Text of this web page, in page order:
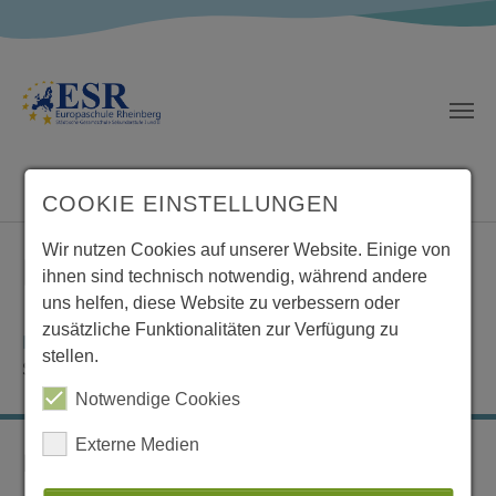
Zum Hauptinhalt springen
Das Buddy Programm
Menschen fördern. Das buddY-Programm.- Vodafone
Stiftung Deutschland
Europaschule Rheinberg
COOKIE EINSTELLUNGEN
Wir nutzen Cookies auf unserer Website. Einige von
ihnen sind technisch notwendig, während andere
uns helfen, diese Website zu verbessern oder
zusätzliche Funktionalitäten zur Verfügung zu
stellen.
Notwendige Cookies
Externe Medien